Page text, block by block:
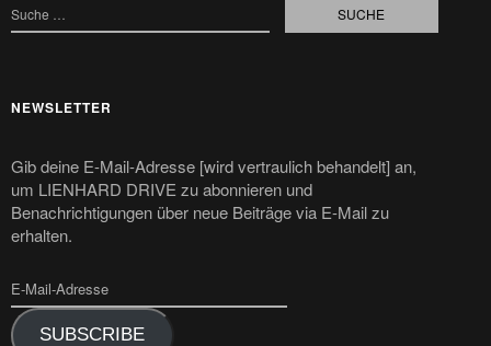
NEWSLETTER
Gib deine E-Mail-Adresse [wird vertraulich behandelt] an,
um LIENHARD DRIVE zu abonnieren und
Benachrichtigungen über neue Beiträge via E-Mail zu
erhalten.
SUBSCRIBE